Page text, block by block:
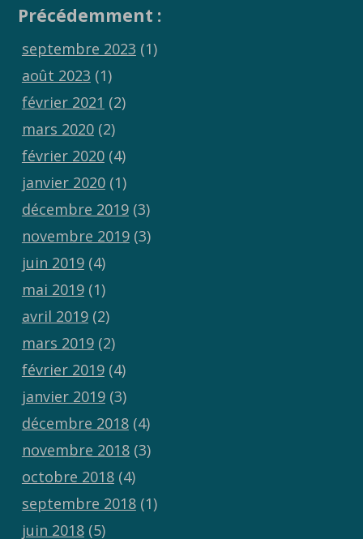
Précédemment :
septembre 2023 (1)
août 2023 (1)
février 2021 (2)
mars 2020(2)
février 2020(4)
janvier 2020(1)
décembre 2019(3)
novembre 2019(3)
juin 2019(4)
mai 2019(1)
avril 2019(2)
mars 2019(2)
février 2019(4)
janvier 2019(3)
décembre 2018(4)
novembre 2018(3)
octobre 2018(4)
septembre 2018(1)
juin 2018(5)